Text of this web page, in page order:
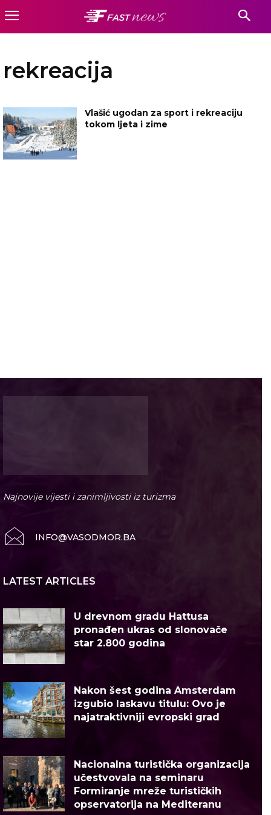
rekreacija
Vlašić ugodan za sport i rekreaciju
tokom ljeta i zime
Najnovije vijesti i zanimljivosti iz turizma
INFO@VASODMOR.BA
LATEST ARTICLES
U drevnom gradu Hattusa
pronađen ukras od slonovače
star 2.800 godina
Nakon šest godina Amsterdam
izgubio laskavu titulu: Ovo je
najatraktivniji evropski grad
Nacionalna turistička organizacija
učestvovala na seminaru
Formiranje mreže turističkih
opservatorija na Mediteranu